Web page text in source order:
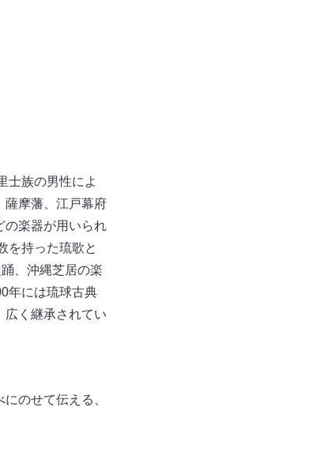
士族の男性によ
薩摩藩、江戸幕府
の楽器が用いられ
を持った琉歌と
、沖縄芝居の楽
年には琉球古典
広く継承されてい
のせて伝える、